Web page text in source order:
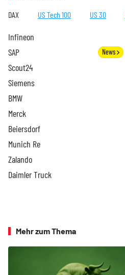
DAX US Tech 100 US 30
Infineon
SAP News
Scout24
Siemens
BMW
Merck
Beiersdorf
Munich Re
Zalando
Daimler Truck
Mehr zum Thema